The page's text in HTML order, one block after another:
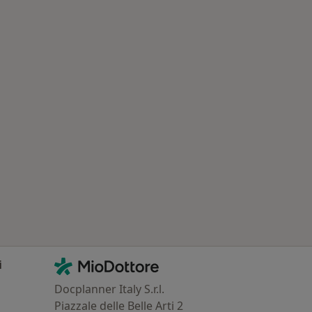
Contatti
MioDottore - Homepage
Docplanner Italy S.r.l.
Piazzale delle Belle Arti 2